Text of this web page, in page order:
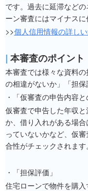
です。過去に延滞など
ーン審査にはマイナスに
>>個人信用情報の詳し
| 本審査のポイント
本審査では様々な資料
の相違がないか」「担保
・「仮審査の申告内容と
仮審査で申告した年収
か、借り入れがある場
っていないかなど、仮
合性がチェックされます。
・「担保評価」
住宅ローンで物件を購